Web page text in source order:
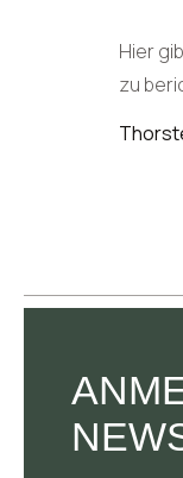
Hier
zu